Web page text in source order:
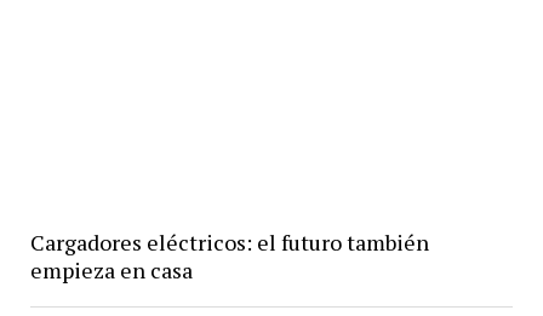
Cargadores eléctricos: el futuro también
empieza en casa